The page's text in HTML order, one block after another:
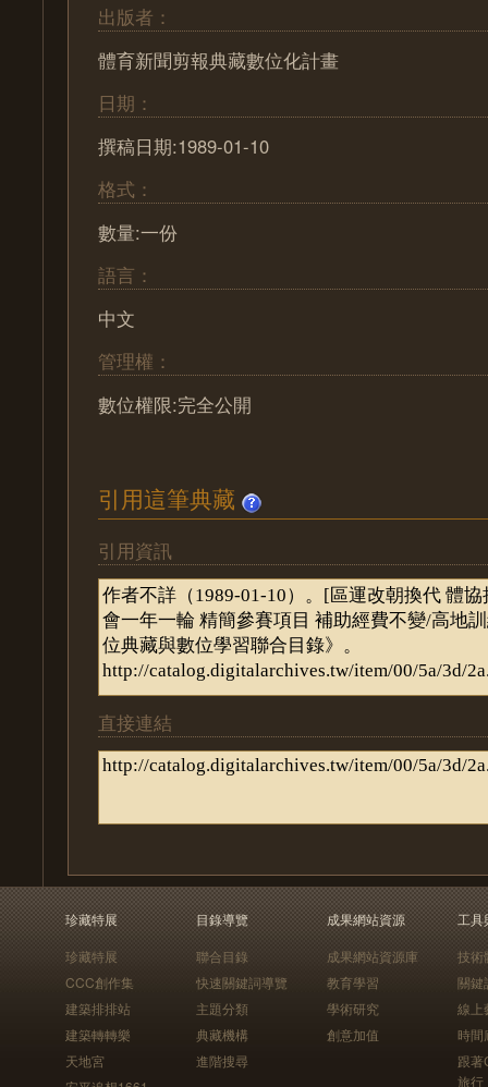
出版者：
體育新聞剪報典藏數位化計畫
日期：
撰稿日期:1989-01-10
格式：
數量:一份
語言：
中文
管理權：
數位權限:完全公開
引用這筆典藏
引用資訊
直接連結
珍藏特展
珍藏特展
CCC創作集
建築排排站
建築轉轉樂
天地宮
目錄導覽
聯合目錄
快速關鍵詞導覽
主題分類
典藏機構
進階搜尋
成果網站資源
成果網站資源庫
教育學習
學術研究
創意加值
工具
技術
關鍵
線上
時間
跟
旅行